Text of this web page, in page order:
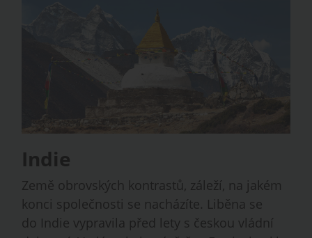
Indie
Země obrovských kontrastů, záleží, na jakém
konci společnosti se nacházíte. Liběna se
do Indie vypravila před lety s českou vládní